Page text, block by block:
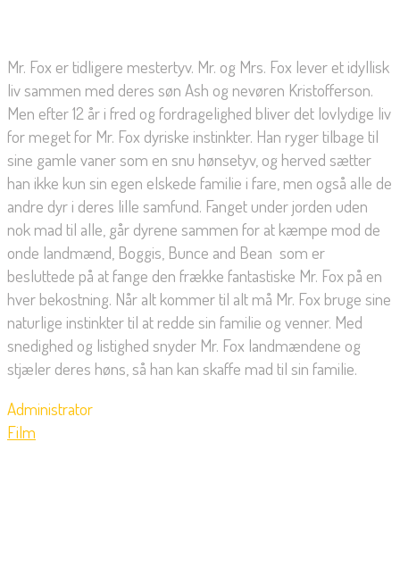
Mr. Fox er tidligere mestertyv. Mr. og Mrs. Fox lever et idyllisk
liv sammen med deres søn Ash og nevøren Kristofferson.
Men efter 12 år i fred og fordragelighed bliver det lovlydige liv
for meget for Mr. Fox dyriske instinkter. Han ryger tilbage til
sine gamle vaner som en snu hønsetyv, og herved sætter
han ikke kun sin egen elskede familie i fare, men også alle de
andre dyr i deres lille samfund. Fanget under jorden uden
nok mad til alle, går dyrene sammen for at kæmpe mod de
onde landmænd, Boggis, Bunce and Bean  som er
besluttede på at fange den frække fantastiske Mr. Fox på en
hver bekostning. Når alt kommer til alt må Mr. Fox bruge sine
naturlige instinkter til at redde sin familie og venner. Med
snedighed og listighed snyder Mr. Fox landmændene og
stjæler deres høns, så han kan skaffe mad til sin familie.
Administrator
Film